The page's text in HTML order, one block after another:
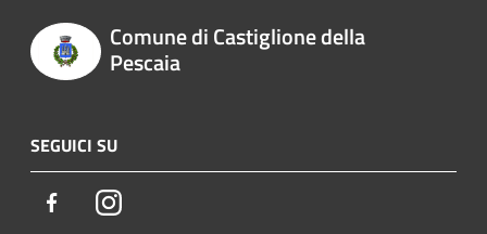
Comune di Castiglione della
Pescaia
SEGUICI SU
FacebookInstagram